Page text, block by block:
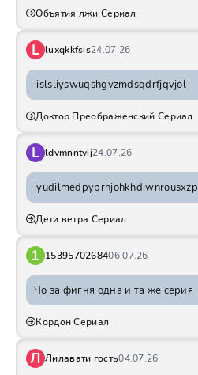
Объятия лжи Сериал
L luxqkkfsis24.07.26
iislsliyswuqshgvzmdsqdrfjqvjol
Доктор Преображенский Сериал
L ldvmnntvij24.07.26
iyudilmedpyprhjohkhdiwnrousxzp
Дети ветра Сериал
1 1539570268406.07.26
Чо за фигня одна и та же серия
Кордон Сериал
Л Лилавати гость04.07.26